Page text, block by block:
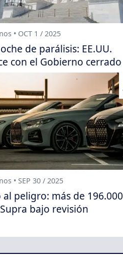
• OCT 1 / 2025
de parálisis: EE.UU.
con el Gobierno cerrado
• SEP 30 / 2025
al peligro: más de 196.000
bajo revisión